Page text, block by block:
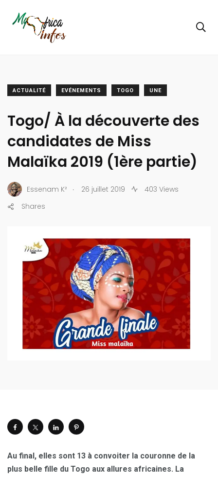
ACTUALITÉ EVÉNEMENTS TOGO UNE
Togo/ À la découverte des
candidates de Miss
Malaïka 2019 (1ère partie)
Essenam K² . 26 juillet 2019
403 Views
Shares
Au final, elles sont 13 à convoiter la couronne de la
plus belle fille du Togo aux allures africaines. La